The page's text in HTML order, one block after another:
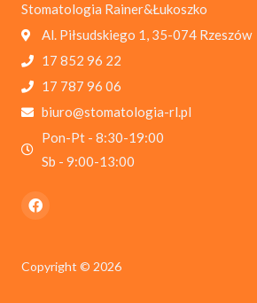
Stomatologia Rainer&Łukoszko
Al. Piłsudskiego 1, 35-074 Rzeszów
17 852 96 22
17 787 96 06
biuro@stomatologia-rl.pl
Pon-Pt - 8:30-19:00
Sb - 9:00-13:00
Copyright © 2026